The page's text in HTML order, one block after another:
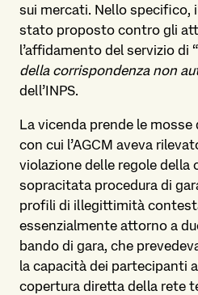
sui mercati. Nello specifico,
stato proposto contro gli
l’affidamento del servizio di “
della corrispondenza non
dell’INPS.
La vicenda prende le
con cui l’AGCM aveva
violazione delle regole della
sopracitata procedura di
profili di illegittimità
essenzialmente attorno a
bando di gara, che
la capacità dei partecipanti
copertura diretta della rete